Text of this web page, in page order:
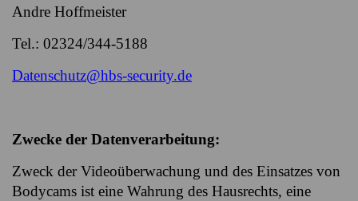
Andre Hoffmeister
Tel.: 02324/344-5188
Datenschutz@hbs-security.de
Zwecke der Datenverarbeitung:
Zweck der Videoüberwachung und des Einsatzes von
Bodycams ist eine Wahrung des Hausrechts, eine